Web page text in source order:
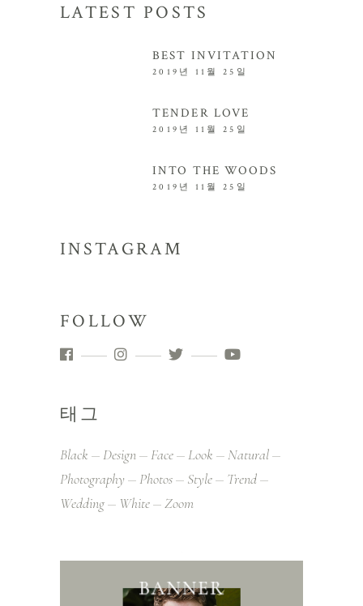
LATEST POSTS
BEST INVITATION
2019년 11월 25일
TENDER LOVE
2019년 11월 25일
INTO THE WOODS
2019년 11월 25일
INSTAGRAM
FOLLOW
태그
Black Design Face Look
Natural
Photography
Photos Style
Trend
Wedding
White Zoom